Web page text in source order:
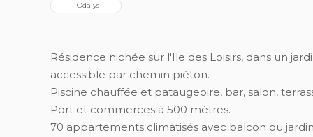
  Odalys
Résidence nichée sur l'Ile des Loisirs, dans un
accessible par chemin piéton.
Piscine chauffée et pataugeoire, bar, salon,
Port et commerces à 500 mètres.
70 appartements climatisés avec balcon ou